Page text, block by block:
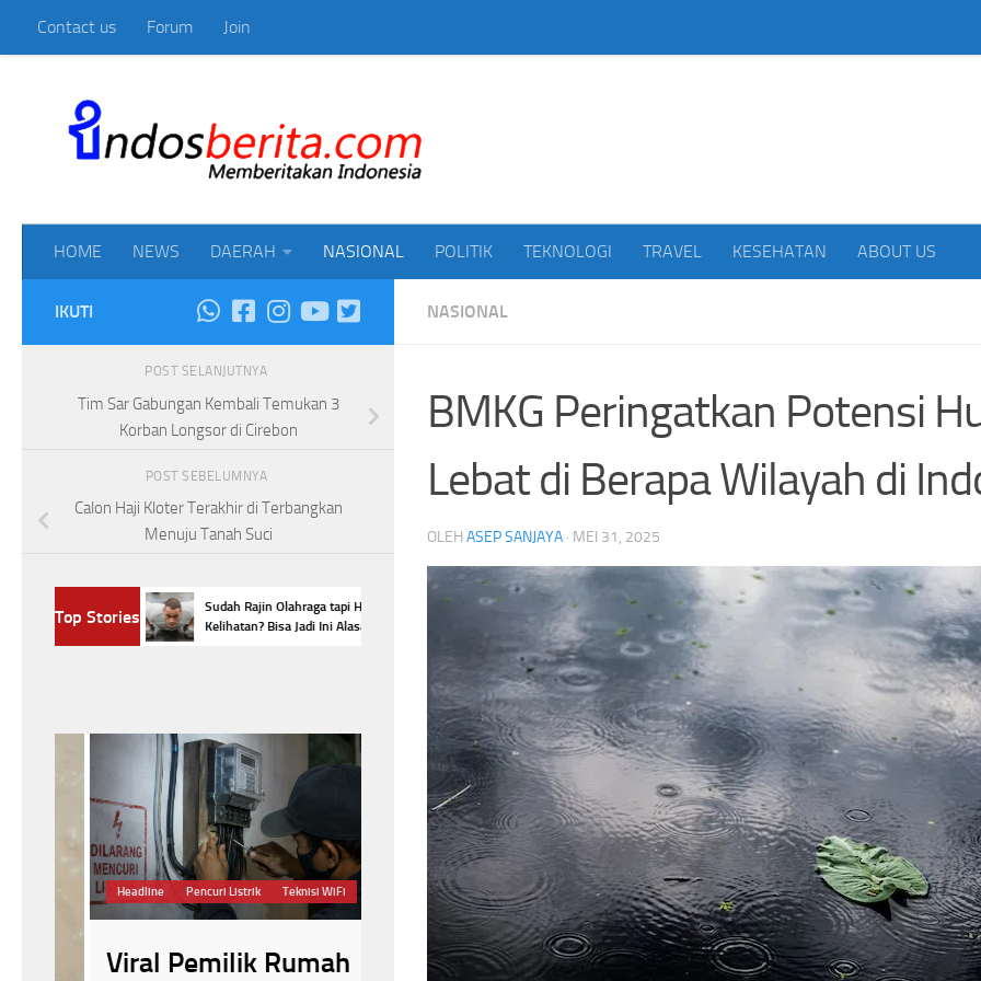
Skip to content
Contact us Forum Join
HOME NEWS DAERAH NASIONAL POLITIK TEKNOLOGI TRAVEL KESEHATAN ABOUT US
NASIONAL
BMKG Peringatkan Potensi
Lebat di Berapa Wilayah di
OLEH ASEP SANJAYA · MEI 31, 2025
IKUTI
POST SELANJUTNYA
Tim Sar Gabungan Kembali Temukan 3
Korban Longsor di Cirebon
POST SEBELUMNYA
Calon Haji Kloter Terakhir di Terbangkan
Menuju Tanah Suci
Top Stories
Izin, Begini
Sudah Rajin Olahraga tapi Hasil Belum
Kelihatan? Bisa Jadi Ini Alasannya
Indonesia Mulai Produksi Kapal Selam
Scorpene,Pacu Kemandirian Alutsista
Kemarau Kian
Baku Air Bersih di Sungai
Headline Pencuri Listrik Teknisi WiFi
Viral Pemilik Rumah
Demi Kesehatan Headline
Olahraga
perubahan pada tubuh
Alusista Baru
Headline
Kapal Selam Scorpene
PT.PAL Indonesia
Indonesia Mulai